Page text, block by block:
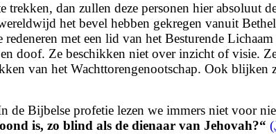
dan zullen deze personen hier absoluut
het bevel hebben gekregen vanuit
met een lid van het Besturende
doof. Ze beschikken niet over inzicht of visie.
van het Wachttorengenootschap. Ook blijken
Bijbelse profetie lezen we immers niet voor
is, zo blind als de dienaar van Jehovah?“